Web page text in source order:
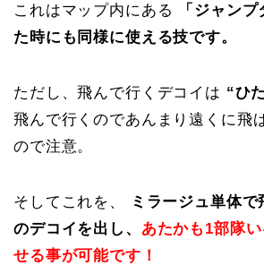
これはマップ内にある
「ジャン
た時にも同様に使える技です。
ただし、飛んで行くデコイは “ひ
飛んで行くのであんまり遠くに飛
ので注意。
そしてこれを、
ミラージュ単体
のデコイを出し、 あたかも1部隊
せる事が可能です！